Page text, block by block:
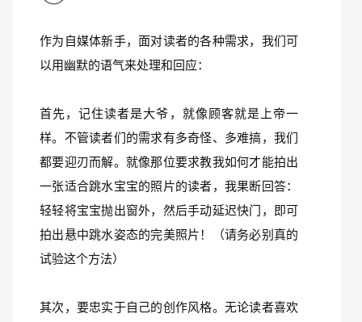
作为自媒体新手，面对读者的各种需求，我们可
以用幽默的语气来处理和回应：
首先，记住读者是大爷，就像顾客就是上帝一
样。不管读者们的需求有多奇怪、多难搞，我们
都要迎刃而解。就像那位要求教我如何才能拍出
一张适合跳水宝宝的照片的读者，我果断回答：
轻轻将宝宝抛出窗外，然后手动延迟快门，即可
拍出悬中跳水姿态的完美照片！（请务必别真的
试验这个方法）
其次，要忠实于自己的创作风格。无论读者喜欢